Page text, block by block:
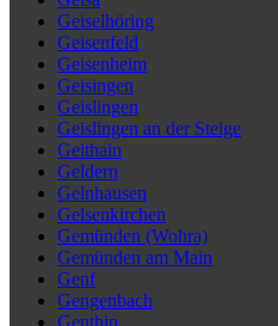
Geiselhöring
Geisenfeld
Geisenheim
Geisingen
Geislingen
Geislingen an der Steige
Geithain
Geldern
Gelnhausen
Gelsenkirchen
Gemünden (Wohra)
Gemünden am Main
Genf
Gengenbach